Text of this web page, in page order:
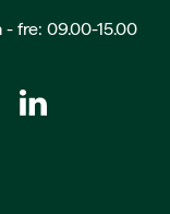
- fre: 09.00-15.00